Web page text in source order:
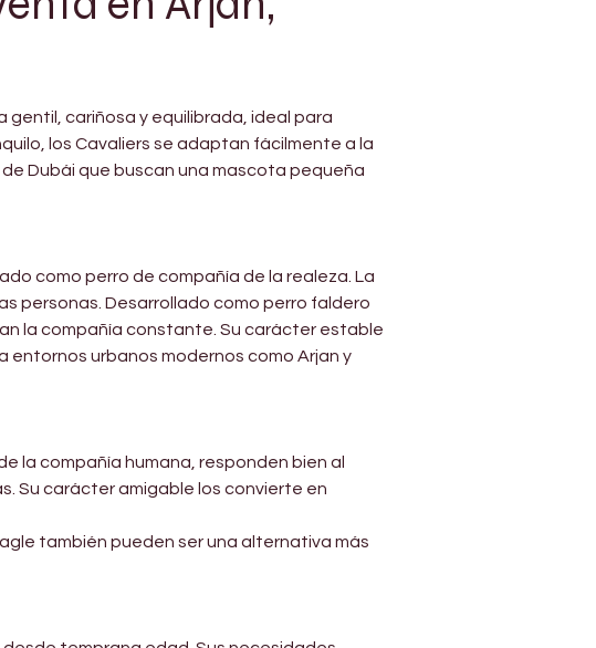
gentil, cariñosa y equilibrada, ideal para
los Cavaliers se adaptan fácilmente a la
Dubái que buscan una mascota pequeña
como perro de compañía de la realeza. La
personas. Desarrollado como perro faldero
la compañía constante. Su carácter estable
entornos urbanos modernos como Arjan y
la compañía humana, responden bien al
Su carácter amigable los convierte en
también pueden ser una alternativa más